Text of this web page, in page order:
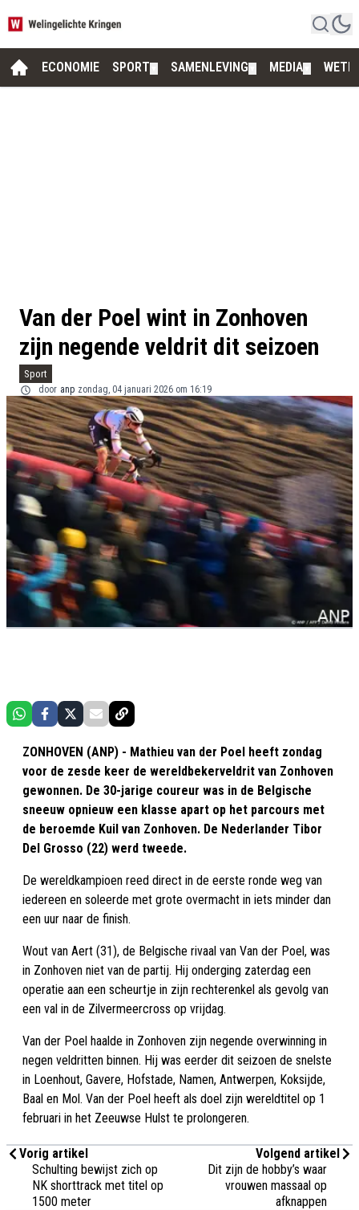
ECONOMIE SPORT SAMENLEVING MEDIA
Van der Poel wint in Zonhoven
zijn negende veldrit dit seizoen
Sport
door anp zondag, 04 januari 2026 om 16:19
ZONHOVEN (ANP) - Mathieu van der Poel heeft zondag
voor de zesde keer de wereldbekerveldrit van Zonhoven
gewonnen. De 30-jarige coureur was in de Belgische
sneeuw opnieuw een klasse apart op het parcours met
de beroemde Kuil van Zonhoven. De Nederlander Tibor
Del Grosso (22) werd tweede.
De wereldkampioen reed direct in de eerste ronde weg van
iedereen en soleerde met grote overmacht in iets minder dan
een uur naar de finish.
Wout van Aert (31), de Belgische rivaal van Van der Poel, was
in Zonhoven niet van de partij. Hij onderging zaterdag een
operatie aan een scheurtje in zijn rechterenkel als gevolg van
een val in de Zilvermeercross op vrijdag.
Van der Poel haalde in Zonhoven zijn negende overwinning in
negen veldritten binnen. Hij was eerder dit seizoen de snelste
in Loenhout, Gavere, Hofstade, Namen, Antwerpen, Koksijde,
Baal en Mol. Van der Poel heeft als doel zijn wereldtitel op 1
februari in het Zeeuwse Hulst te prolongeren.
Vorig artikel
Schulting bewijst zich op
NK shorttrack met titel op
1500 meter
Volgend artikel
Dit zijn de hobby’s waar
vrouwen massaal op
afknappen